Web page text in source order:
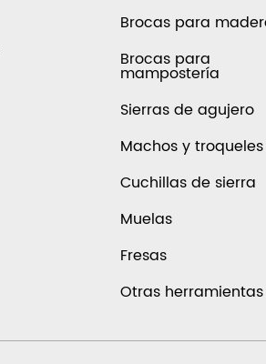
Brocas para
Brocas para
mampostería
Sierras de agujero
Machos y troqueles
Cuchillas de sierra
Muelas
Fresas
Otras herramientas